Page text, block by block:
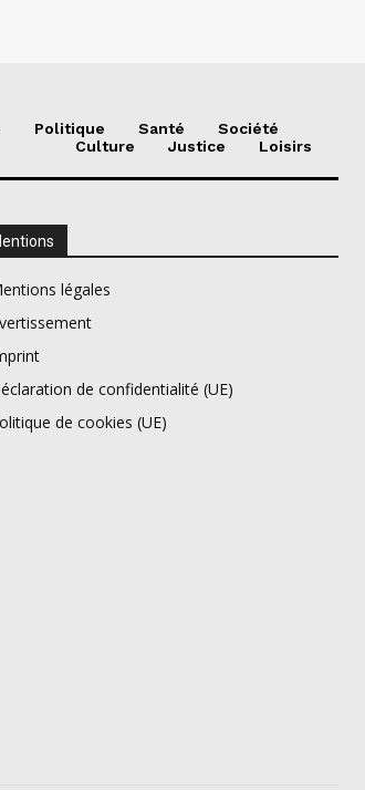
Politique Santé
Société
Culture
Justice Loisirs
légales
de confidentialité (UE)
de cookies (UE)